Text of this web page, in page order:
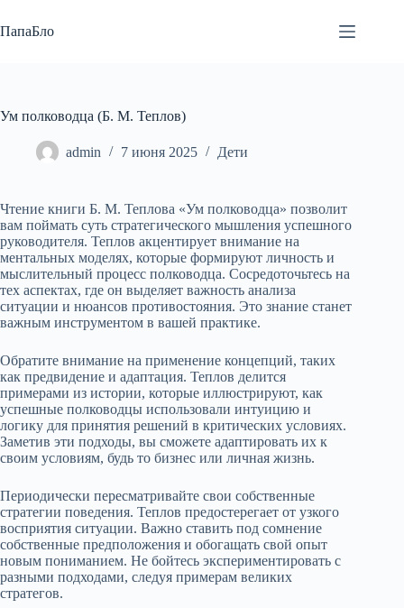
к
сути
ПапаБло
Ум полководца (Б. М. Теплов)
admin 7 июня 2025 Дети
Чтение книги Б. М. Теплова «Ум полководца» позволит
вам поймать суть стратегического мышления успешного
руководителя. Теплов акцентирует внимание на
ментальных моделях, которые формируют личность и
мыслительный процесс полководца. Сосредоточьтесь на
тех аспектах, где он выделяет важность анализа
ситуации и нюансов противостояния. Это знание станет
важным инструментом в вашей практике.
Обратите внимание на применение концепций, таких
как предвидение и адаптация. Теплов делится
примерами из истории, которые иллюстрируют, как
успешные полководцы использовали интуицию и
логику для принятия решений в критических условиях.
Заметив эти подходы, вы сможете адаптировать их к
своим условиям, будь то бизнес или личная жизнь.
Периодически пересматривайте свои собственные
стратегии поведения. Теплов предостерегает от узкого
восприятия ситуации. Важно ставить под сомнение
собственные предположения и обогащать свой опыт
новым пониманием. Не бойтесь экспериментировать с
разными подходами, следуя примерам великих
стратегов.